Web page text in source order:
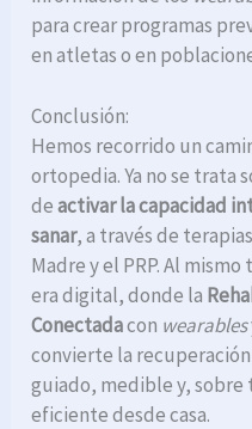
para crear programas
en atletas o en
Conclusión:
Hemos recorrido un
ortopedia. Ya no se trata
deactivar la capacidad
sanar, a través de
Madre y el PRP. Al
era digital, donde la
Conectadacon wearables
convierte la
guiado, medible y, sobre
eficiente desde casa.